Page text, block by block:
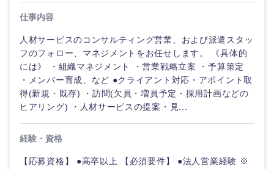
仕事内容
人材サービスのコンサルティング営業、および派遣スタッ
フのフォロー、マネジメントをお任せします。 《具体的
には》 ・組織マネジメント ・営業戦略立案 ・予算策定
・メンバー育成、など ●クライアント対応・アポイント取
得(新規・既存) ・訪問(欠員・増員予定・採用計画などの
ヒアリング) ・人材サービスの提案・見...
経験・資格
【応募資格】 ●高卒以上 【必須要件】 ●法人営業経験 ※